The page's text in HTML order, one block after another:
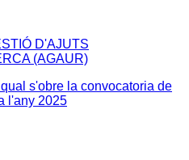
D'AJUTS
(AGAUR)
s'obre la convocatoria de
l'any 2025